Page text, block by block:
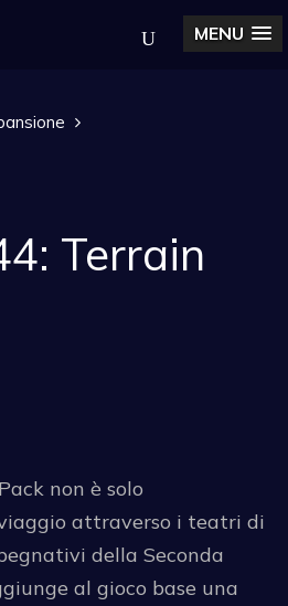
MENU
Terrain
non è solo
viaggio attraverso i teatri di
della Seconda
al gioco base una